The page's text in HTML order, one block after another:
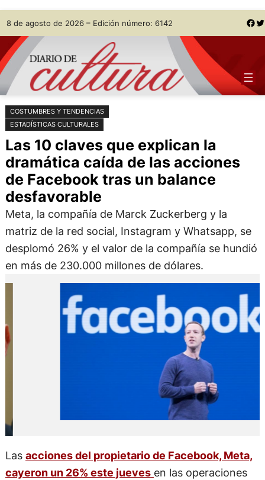
Saltar
al
contenido
Skip
to
content
8 de agosto de 2026 – Edición número: 6142 Facebook Twitter
COSTUMBRES Y TENDENCIAS
ESTADÍSTICAS CULTURALES
Las 10 claves que explican la
dramática caída de las acciones
de Facebook tras un balance
desfavorable
Meta, la compañía de Marck Zuckerberg y la
matriz de la red social, Instagram y Whatsapp, se
desplomó 26% y el valor de la compañía se hundió
en más de 230.000 millones de dólares.
Las acciones del propietario de Facebook, Meta,
cayeron un 26% este jueves en las operaciones